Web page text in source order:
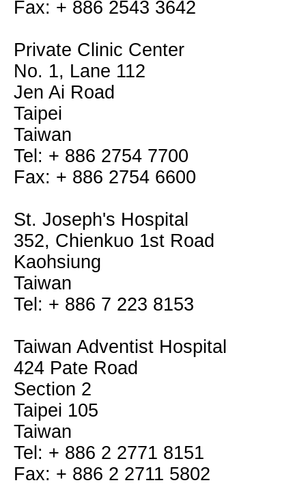
Fax: + 886 2543 3642
Private Clinic Center
No. 1, Lane 112
Jen Ai Road
Taipei
Taiwan
Tel: + 886 2754 7700
Fax: + 886 2754 6600
St. Joseph's Hospital
352, Chienkuo 1st Road
Kaohsiung
Taiwan
Tel: + 886 7 223 8153
Taiwan Adventist Hospital
424 Pate Road
Section 2
Taipei 105
Taiwan
Tel: + 886 2 2771 8151
Fax: + 886 2 2711 5802